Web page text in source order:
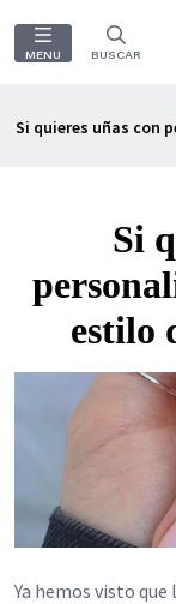
MENU BUSCAR
Si quieres uñas con
Si
estilo
Ya hemos visto